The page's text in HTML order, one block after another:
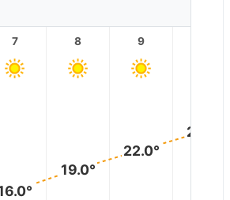
7 8
19.0°
9
22.0°
25.0°